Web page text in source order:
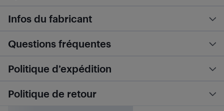
Infos du fabricant
Questions fréquentes
Politique d’expédition
Politique de retour